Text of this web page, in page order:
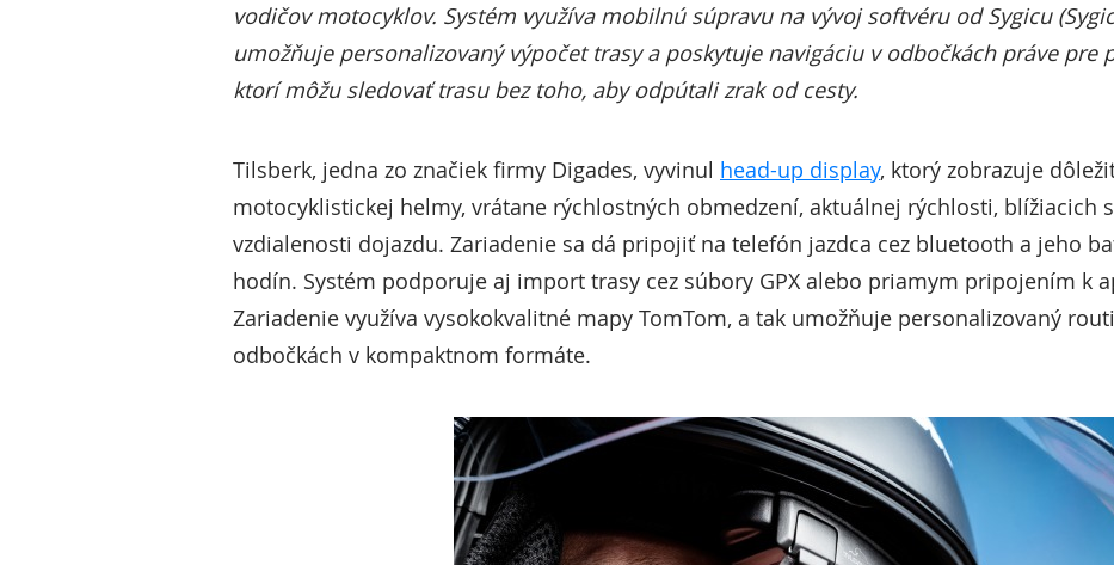
vodičov motocyklov. Systém využíva mobilnú súpravu na vývoj softvéru od Sygicu
umožňuje personalizovaný výpočet trasy a poskytuje navigáciu v odbočkách práve pre
ktorí môžu sledovať trasu bez toho, aby odpútali zrak od cesty.
Tilsberk, jedna zo značiek firmy Digades, vyvinul head-up display, ktorý zobrazuje
motocyklistickej helmy, vrátane rýchlostných obmedzení, aktuálnej rýchlosti, blížiacich
vzdialenosti dojazdu. Zariadenie sa dá pripojiť na telefón jazdca cez bluetooth a jeho
hodín. Systém podporuje aj import trasy cez súbory GPX alebo priamym pripojením k
Zariadenie využíva vysokokvalitné mapy TomTom, a tak umožňuje personalizovaný
odbočkách v kompaktnom formáte.